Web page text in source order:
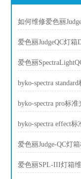
如何维修爱色丽
爱色丽JudgeQC灯
爱色丽
byko-spectra
byko-spectra pro标
byko-spectra effect
爱色丽Judge-QC灯
爱色丽SPL-III灯箱